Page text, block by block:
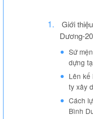
Giới
Dương-
Sứ
dựng
Lên kế
ty xây
Cách
Bình